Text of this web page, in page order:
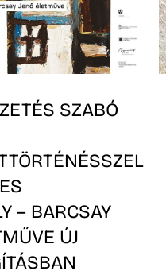
SZABÓ
– BARCSAY
ÚJ